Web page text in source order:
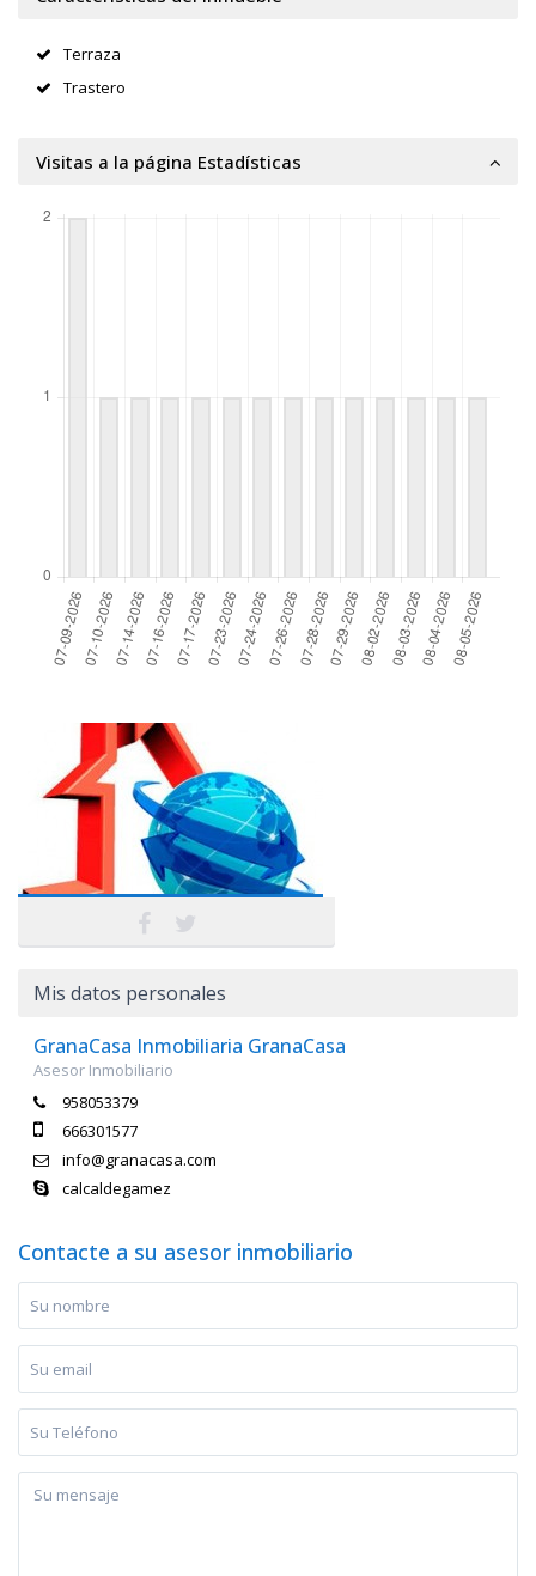
Terraza
Trastero
Visitas a la página Estadísticas
Mis datos personales
GranaCasa Inmobiliaria GranaCasa
Asesor Inmobiliario
958053379
666301577
info@granacasa.com
calcaldegamez
Contacte a su asesor inmobiliario